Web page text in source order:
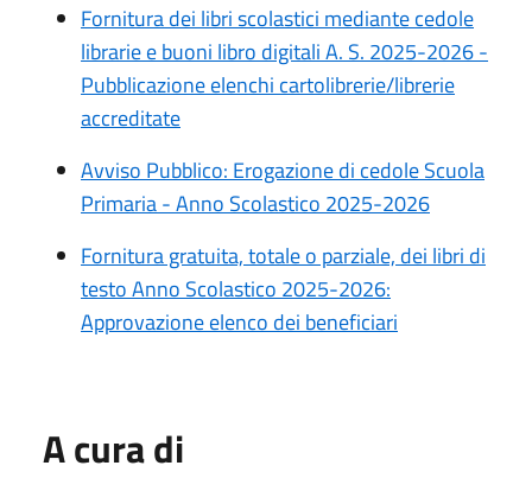
Fornitura dei libri scolastici mediante cedole
librarie e buoni libro digitali A. S. 2025-2026 -
Pubblicazione elenchi cartolibrerie/librerie
accreditate
Avviso Pubblico: Erogazione di cedole Scuola
Primaria - Anno Scolastico 2025-2026
Fornitura gratuita, totale o parziale, dei libri di
testo Anno Scolastico 2025-2026:
Approvazione elenco dei beneficiari
A cura di